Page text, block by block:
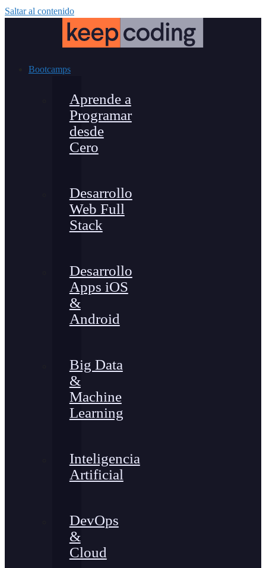
Saltar al contenido
Bootcamps
Aprende a
Programar
desde
Cero
Desarrollo
Web Full
Stack
Desarrollo
Apps iOS
&
Android
Big Data
&
Machine
Learning
Inteligencia
Artificial
DevOps
&
Cloud